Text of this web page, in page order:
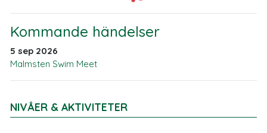
Kommande händelser
5 sep 2026
Malmsten Swim Meet
NIVÅER & AKTIVITETER